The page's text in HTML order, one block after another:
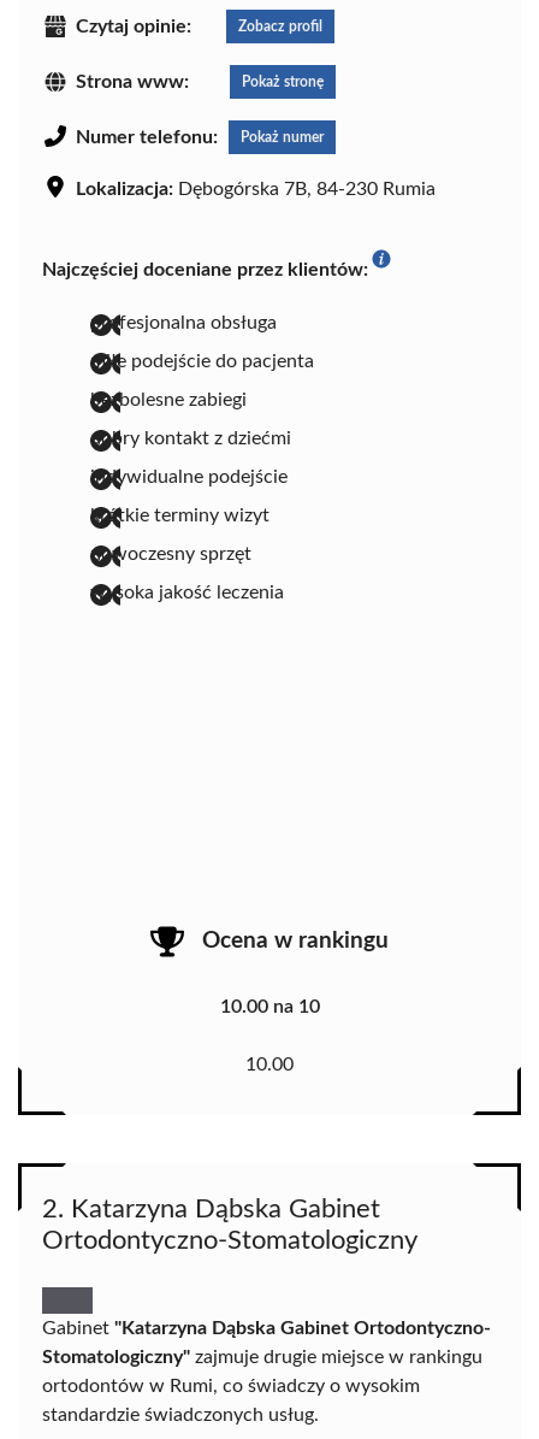
Czytaj opinie: Zobacz profil
Strona www: Pokaż stronę
Numer telefonu: Pokaż numer
Lokalizacja: Dębogórska 7B, 84-230 Rumia
Najczęściej doceniane przez klientów:
profesjonalna obsługa
miłe podejście do pacjenta
bezbolesne zabiegi
dobry kontakt z dziećmi
indywidualne podejście
krótkie terminy wizyt
nowoczesny sprzęt
wysoka jakość leczenia
Ocena w rankingu
10.00 na 10
10.00
2. Katarzyna Dąbska Gabinet
Ortodontyczno-Stomatologiczny
Gabinet "Katarzyna Dąbska Gabinet Ortodontyczno-
Stomatologiczny" zajmuje drugie miejsce w rankingu
ortodontów w Rumi, co świadczy o wysokim
standardzie świadczonych usług.